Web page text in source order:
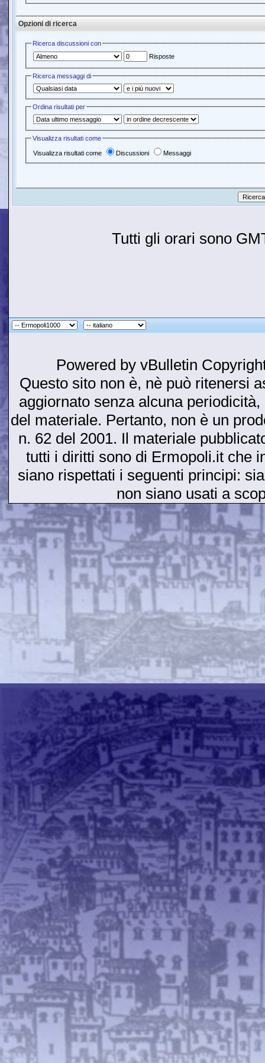
Opzioni di ricerca
Ricerca discussioni con
Risposte
Ricerca messaggi di
Ordina risultati per
Visualizza risultati come
Visualizza risultati come Discussioni Messaggi
Tutti gli orari sono
Powered by vBulletin
Questo sito non è, nè può ritenersi
aggiornato senza alcuna
del materiale. Pertanto, non è un
n. 62 del 2001. Il materiale
tutti i diritti sono di Ermopoli.it che
siano rispettati i seguenti principi:
non siano usati a